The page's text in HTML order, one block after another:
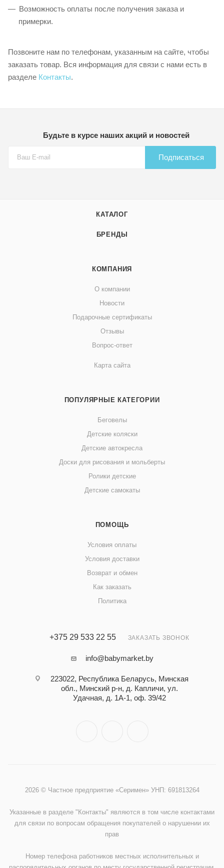
Возможность оплаты после получения заказа и
примерки.
Позвоните нам по телефонам, указанным на сайте, чтобы
заказать товар. Вся информация для связи с нами есть в
разделе Контакты.
Будьте в курсе наших акций и новостей
Подписаться
КАТАЛОГ
БРЕНДЫ
КОМПАНИЯ
О компании
Новости
Подарочные сертификаты
Отзывы
Вопрос-ответ
Карта сайта
ПОПУЛЯРНЫЕ КАТЕГОРИИ
Беговелы
Детские коляски
Детские автокресла
Доски для рисования и мольберты
Ролики детские
Детские самокаты
ПОМОЩЬ
Условия оплаты
Условия доставки
Возврат и обмен
Как заказать
Политика
+375 29 533 22 55 ЗАКАЗАТЬ ЗВОНОК
info@babymarket.by
223022, Республика Беларусь, Минская
обл., Минский р-н, д. Капличи, ул.
Удачная, д. 1А-1, оф. 39/42
2026 © Частное предприятие «Серимен» УНП: 691813264
Указанные в разделе "Контакты" являются в том числе контактами
для связи по вопросам обращения покупателей о нарушении их
прав
Номер телефона работников местных исполнительных и